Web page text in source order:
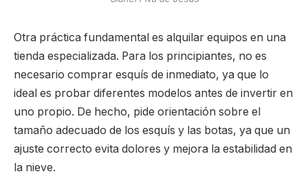
Otra práctica fundamental es alquilar equipos en una
tienda especializada. Para los principiantes, no es
necesario comprar esquís de inmediato, ya que lo
ideal es probar diferentes modelos antes de invertir en
uno propio. De hecho, pide orientación sobre el
tamaño adecuado de los esquís y las botas, ya que un
ajuste correcto evita dolores y mejora la estabilidad en
la nieve.